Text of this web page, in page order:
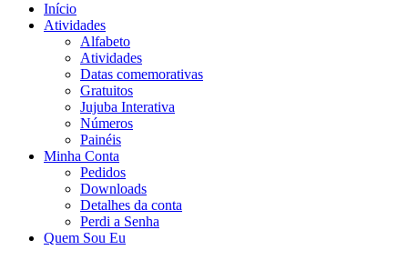
Início
Atividades
Alfabeto
Atividades
Datas comemorativas
Gratuitos
Jujuba Interativa
Números
Painéis
Minha Conta
Pedidos
Downloads
Detalhes da conta
Perdi a Senha
Quem Sou Eu